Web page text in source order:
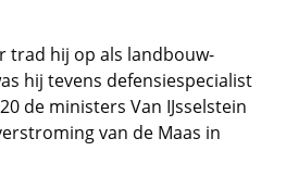
trad hij op als landbouw-
hij tevens defensiespecialist
de ministers Van IJsselstein
van de Maas in